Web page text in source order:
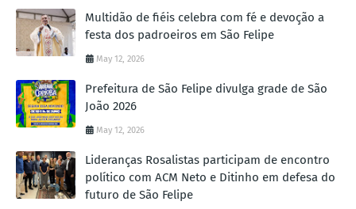
Multidão de fiéis celebra com fé e devoção a
festa dos padroeiros em São Felipe
May 12, 2026
Prefeitura de São Felipe divulga grade de São
João 2026
May 12, 2026
Lideranças Rosalistas participam de encontro
político com ACM Neto e Ditinho em defesa do
futuro de São Felipe